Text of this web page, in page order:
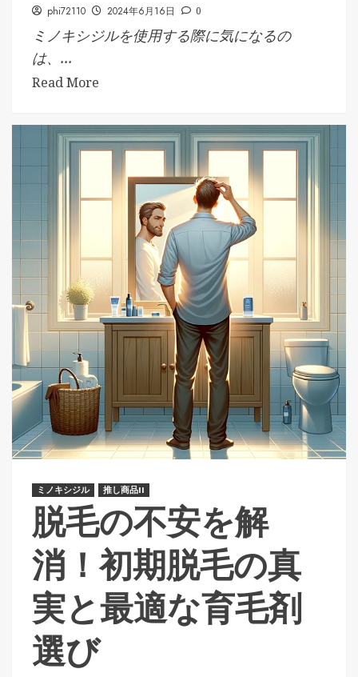
phi72110 2024年6月16日 0
ミノキシジルを使用する際に気になるの
は、...
Read More
ミノキシジル 推し商品II
脱毛の不安を解
消！初期脱毛の真
実と最適な育毛剤
選び